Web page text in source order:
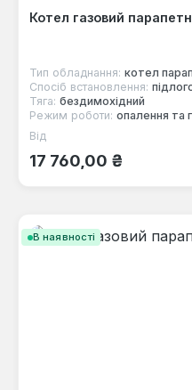
Котел газовий
Тип обладнання: котел
Спосіб встановлення:
Тяга: бездимохідний
Режим роботи: опалення та
Звичайна ціна:
Від
17 760,00 ₴
В наявності